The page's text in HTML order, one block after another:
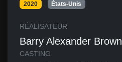
2020 États-Unis
RÉALISATEUR
Barry Alexander Brown
CASTING